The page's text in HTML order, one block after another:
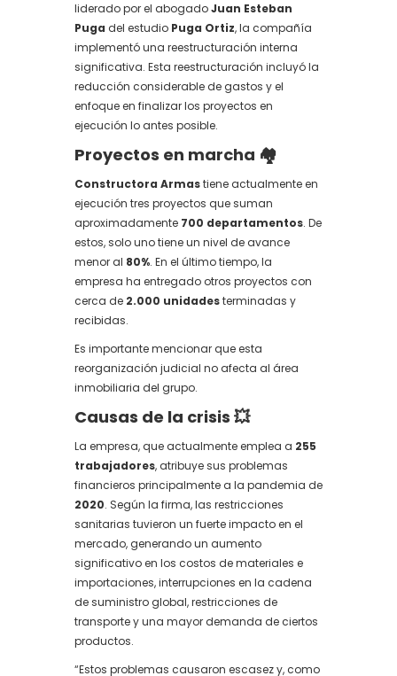
liderado por el abogadoJuan Esteban
Puga del estudio Puga Ortiz, la compañía
implementó una reestructuración interna
significativa. Esta reestructuración incluyó la
reducción considerable de gastos y el
enfoque en finalizar los proyectos en
ejecución lo antes posible.
Proyectos en marcha 🏘️
Constructora Armastiene actualmente en
ejecución tres proyectos que suman
aproximadamente 700 departamentos. De
estos, solo uno tiene un nivel de avance
menor al 80%. En el último tiempo, la
empresa ha entregado otros proyectos con
cerca de 2.000 unidadesterminadas y
recibidas.
Es importante mencionar que esta
reorganización judicial no afecta al área
inmobiliaria del grupo.
Causas de la crisis 💥
La empresa, que actualmente emplea a 255
trabajadores, atribuye sus problemas
financieros principalmente a la pandemia de
2020. Según la firma, las restricciones
sanitarias tuvieron un fuerte impacto en el
mercado, generando un aumento
significativo en los costos de materiales e
importaciones, interrupciones en la cadena
de suministro global, restricciones de
transporte y una mayor demanda de ciertos
productos.
“Estos problemas causaron escasez y, como